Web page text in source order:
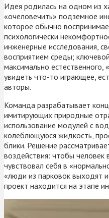
Идея родилась на одном из
«очеловечить» подземное
которое обычно
психологически
инженерные исследования,
восприятием среды;
максимально
увидеть что-то играющее,
авторы.
Команда разрабатывает
имитирующих природные
использование модулей с
колеблющуюся жидкость,
блики. Решение
воздействия: чтобы человек
чувствовал себя в
«люди из парковок выходят
проект находится на этапе